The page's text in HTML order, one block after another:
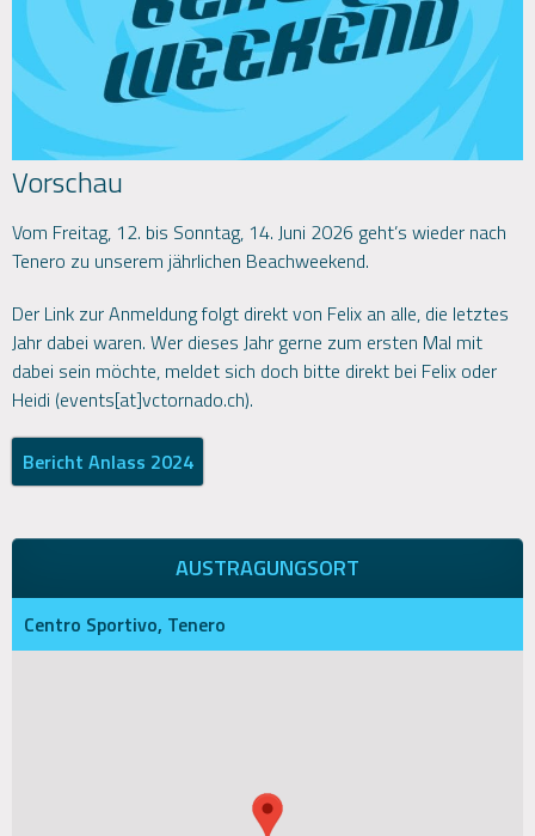
Vorschau
Vom Freitag, 12. bis Sonntag, 14. Juni 2026 geht’s wieder nach
Tenero zu unserem jährlichen Beachweekend.
Der Link zur Anmeldung folgt direkt von Felix an alle, die letztes
Jahr dabei waren. Wer dieses Jahr gerne zum ersten Mal mit
dabei sein möchte, meldet sich doch bitte direkt bei Felix oder
Heidi (events[at]vctornado.ch).
Bericht Anlass 2024
AUSTRAGUNGSORT
Centro Sportivo, Tenero